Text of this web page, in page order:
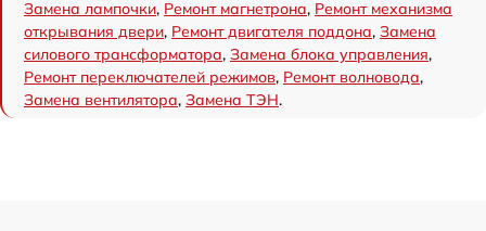
Замена лампочки, Ремонт магнетрона, Ремонт механизма
открывания двери, Ремонт двигателя поддона, Замена
силового трансформатора, Замена блока управления,
Ремонт переключателей режимов, Ремонт волновода,
Замена вентилятора, Замена ТЭН.